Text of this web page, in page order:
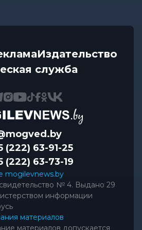
Издательство
служба
(222) 63-91-25
(222) 63-73-19
mogilevnews.by
№ 4. Выдано 29
информации
материалов
материалов допускается